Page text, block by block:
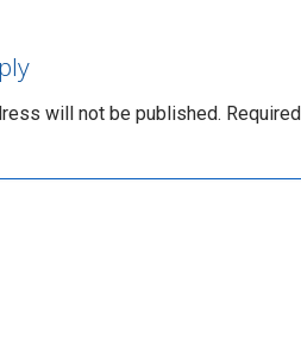
will not be published.